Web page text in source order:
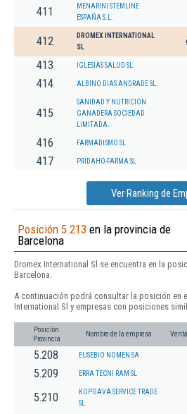
411
MENARINI STEMLINE
ESPAÑA S.L.
412
DROMEX INTERNATIONAL
SL
413 IGLESIAS SALUD SL
414 ALBINO DIAS ANDRADE SL.
415
SANIDAD Y NUTRICION
GANADERA SOCIEDAD
LIMITADA.
416 FARMADISMO SL
417 PRIDAHO-FARMA SL
Ver Ranking de
Posición 5.213 en la provincia de
Barcelona
Dromex International Sl se encuentra en la
Barcelona.
A continuación podrá consultar la posición en
International Sl y empresas con posiciones
Posición
Provincia
Nombre de la empresa
5.208 EUSEBIO NOMEN SA
5.209 ERRA TECNI RAM SL
5.210
KOPGAVA SERVICE TRADE
SL